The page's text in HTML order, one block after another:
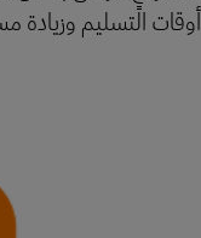
أوقات التسليم وزيادة